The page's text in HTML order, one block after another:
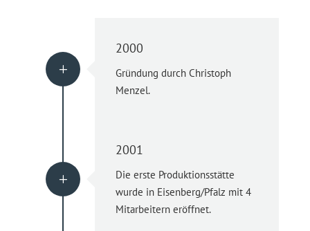
L
2000
Gründung durch Christoph
Menzel.
L
2001
Die erste Produktionsstätte
wurde in Eisenberg/Pfalz mit 4
Mitarbeitern eröffnet.